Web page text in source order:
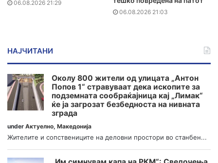
06.08.2026 21:29
06.08.2026 21:03
НАЈЧИТАНИ
Околу 800 жители од улицата „Антон
Попов 1“ стравуваат дека ископите за
подземната сообраќајница кај „Лимак“
ќе ја загрозат безбедноста на нивната
зграда
under Актуелно, Македонија
Жителите и сопствениците на деловни простори во станбен...